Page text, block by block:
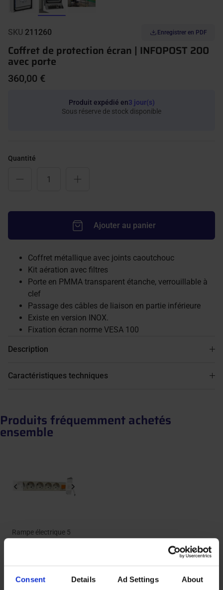
Consent Details Ad Settings About
SKU 211260 Enregistrer en PDF
Coffret de protection écran | INFOPOST 200
avec porte
360,00 €
Produit expédié en3 jour(s)
Sous réserve de stock disponible
Quantité
Ajouter au panier
Coffret métallique avec joints caoutchouc
Kit aération avec filtres
Porte en PMMA transparent étanche, verrouillable à
clef
Passage des câbles de liaison en partie inférieure
Existe en version INOX.
Fixation écran norme VESA 100
Description
Caractéristiques techniques
Produits fréquemment achetés
ensemble
Rampe électrique 5